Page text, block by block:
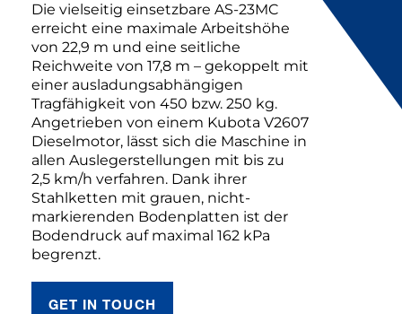
Die vielseitig einsetzbare AS-23MC
erreicht eine maximale Arbeitshöhe
von 22,9 m und eine seitliche
Reichweite von 17,8 m – gekoppelt mit
einer ausladungsabhängigen
Tragfähigkeit von 450 bzw. 250 kg.
Angetrieben von einem Kubota V2607
Dieselmotor, lässt sich die Maschine in
allen Auslegerstellungen mit bis zu
2,5 km/h verfahren. Dank ihrer
Stahlketten mit grauen, nicht-
markierenden Bodenplatten ist der
Bodendruck auf maximal 162 kPa
begrenzt.
GET IN TOUCH